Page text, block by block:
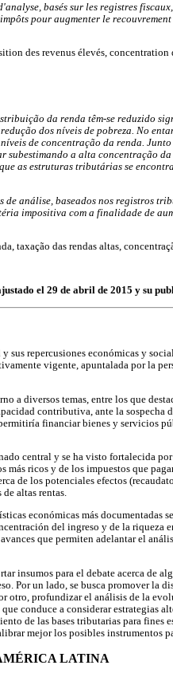
basés sur les registres
pour augmenter le
des revenus élevés, concentration
da renda têm-se reduzido
dos níveis de pobreza. No
de concentração da renda.
subestimando a alta concentração
as estruturas tributárias se
análise, baseados nos registros
impositiva com a finalidade de
taxação das rendas altas,
el 29 de abril de 2015 y su
sus repercusiones económicas y
vigente, apuntalada por la
a diversos temas, entre los que
contributiva, ante la sospecha
financiar bienes y servicios
central y se ha visto fortalecida
ricos y de los impuestos que
de los potenciales efectos
altas rentas.
económicas más documentadas
del ingreso y de la riqueza
que permiten adelantar el
insumos para el debate acerca de
Por un lado, se busca promover la
otro, profundizar el análisis de la
conduce a considerar estrategias
de las bases tributarias para fines
mejor los posibles instrumentos
LATINA